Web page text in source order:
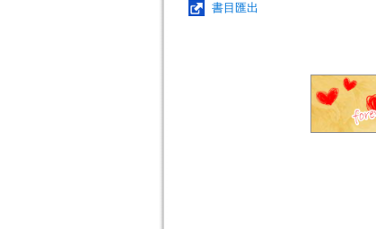
書目匯出